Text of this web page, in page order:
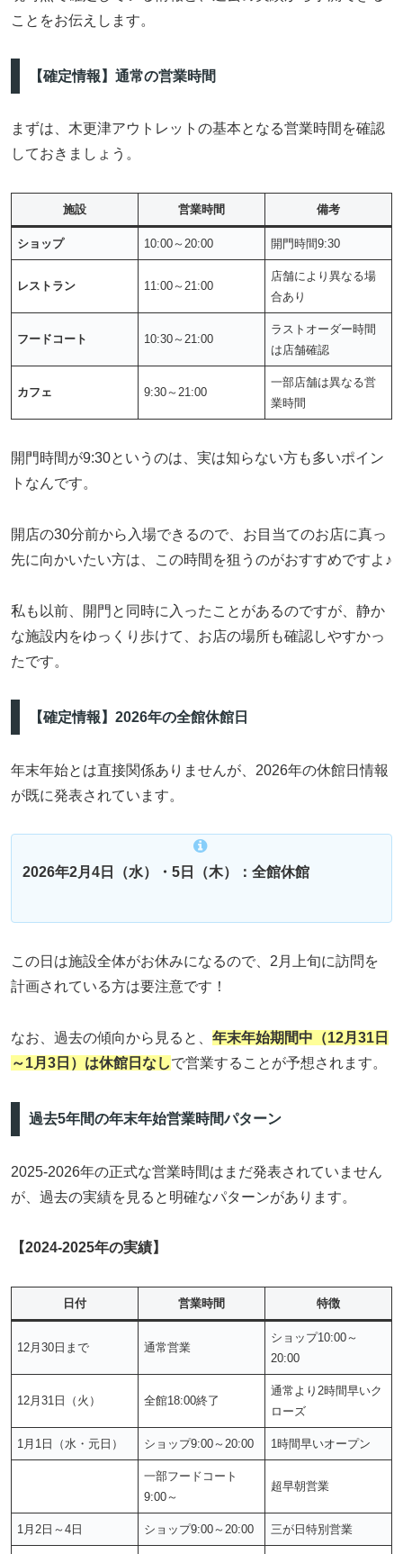
ことをお伝えします。
【確定情報】通常の営業時間
まずは、木更津アウトレットの基本となる営業時間を確認
しておきましょう。
施設 営業時間 備考
ショップ 10:00～20:00 開門時間9:30
レストラン 11:00～21:00
店舗により異なる場
合あり
フードコート 10:30～21:00
ラストオーダー時間
は店舗確認
カフェ 9:30～21:00
一部店舗は異なる営
業時間
開門時間が9:30というのは、実は知らない方も多いポイン
トなんです。
開店の30分前から入場できるので、お目当てのお店に真っ
先に向かいたい方は、この時間を狙うのがおすすめですよ♪
私も以前、開門と同時に入ったことがあるのですが、静か
な施設内をゆっくり歩けて、お店の場所も確認しやすかっ
たです。
【確定情報】2026年の全館休館日
年末年始とは直接関係ありませんが、2026年の休館日情報
が既に発表されています。
2026年2月4日（水）・5日（木）：全館休館
この日は施設全体がお休みになるので、2月上旬に訪問を
計画されている方は要注意です！
なお、過去の傾向から見ると、 年末年始期間中（12月31日
～1月3日）は休館日なしで営業することが予想されます。
過去5年間の年末年始営業時間パターン
2025-2026年の正式な営業時間はまだ発表されていません
が、過去の実績を見ると明確なパターンがあります。
【2024-2025年の実績】
日付 営業時間 特徴
12月30日まで 通常営業
ショップ10:00～
20:00
12月31日（火） 全館18:00終了
通常より2時間早いク
ローズ
1月1日（水・元日） ショップ9:00～20:00 1時間早いオープン
一部フードコート
9:00～
超早朝営業
1月2日～4日 ショップ9:00～20:00 三が日特別営業